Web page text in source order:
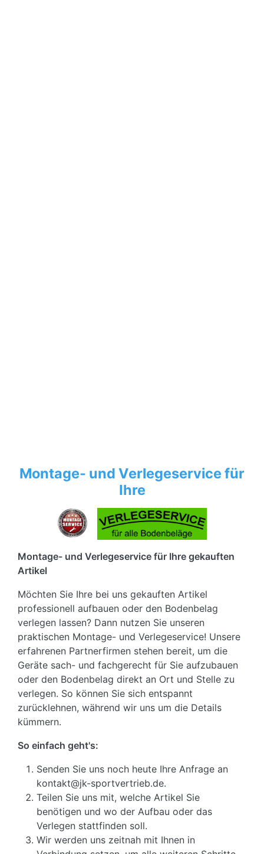
Montage- und Verlegeservice für
Ihre
Montage- und Verlegeservice für Ihre gekauften
Artikel
Möchten Sie Ihre bei uns gekauften Artikel
professionell aufbauen oder den Bodenbelag
verlegen lassen? Dann nutzen Sie unseren
praktischen Montage- und Verlegeservice! Unsere
erfahrenen Partnerfirmen stehen bereit, um die
Geräte sach- und fachgerecht für Sie aufzubauen
oder den Bodenbelag direkt an Ort und Stelle zu
verlegen. So können Sie sich entspannt
zurücklehnen, während wir uns um die Details
kümmern.
So einfach geht's:
Senden Sie uns noch heute Ihre Anfrage an
kontakt@jk-sportvertrieb.de.
Teilen Sie uns mit, welche Artikel Sie
benötigen und wo der Aufbau oder das
Verlegen stattfinden soll.
Wir werden uns zeitnah mit Ihnen in